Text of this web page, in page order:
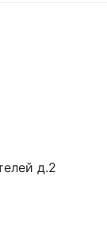
д.2